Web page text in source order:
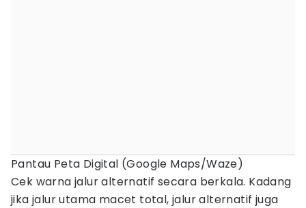
Pantau Peta Digital (Google Maps/Waze)
Cek warna jalur alternatif secara berkala. Kadang
jika jalur utama macet total, jalur alternatif juga